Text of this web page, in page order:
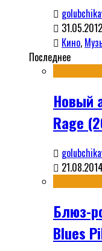
31.05.2012
Кино,
Последнее
Новый
Rage
21.08.2014
Блюз-
Blues